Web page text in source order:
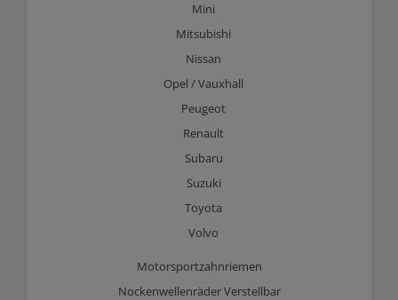
Mini
Mitsubishi
Nissan
Opel / Vauxhall
Peugeot
Renault
Subaru
Suzuki
Toyota
Volvo
Motorsportzahnriemen
Nockenwellenräder Verstellbar